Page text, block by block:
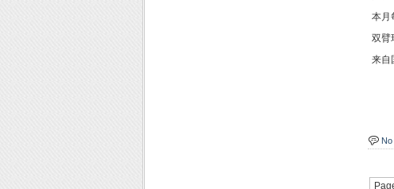
本月
双臂
来自